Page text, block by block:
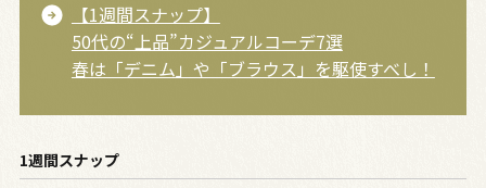
【1週間スナップ】
50代の“上品”カジュアルコーデ7選
春は「デニム」や「ブラウス」を駆使すべし！
1週間スナップ